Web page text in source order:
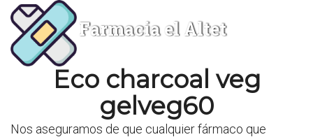
Farmacia el Altet
Eco charcoal veg
gelveg60
Nos aseguramos de que cualquier fármaco que